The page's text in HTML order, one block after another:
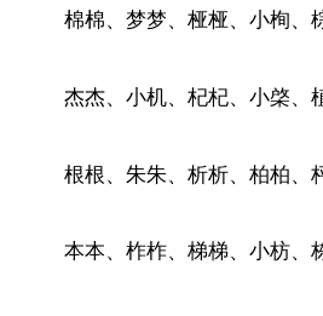
棉棉、梦梦、桠桠、小栒、
杰杰、小机、杞杞、小棨、
根根、朱朱、析析、柏柏、
本本、柞柞、梯梯、小枋、